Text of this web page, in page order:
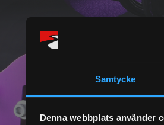
Samtycke
Denna webbplats använder